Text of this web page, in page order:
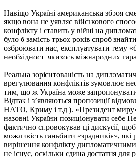
Навіщо Україні американська зброя
якщо вона не уявляє військового
конфлікту і ставить у війні на
було б замість трьох років спроб
озброювати нас, експлуатувати тему
необхідності якихось міжнародних
Реальна зорієнтованість на
врегулювання конфліктів зумовлює
тим, що ж Україна може
Відтак і з’являються пропозиції
НАТО, Криму і т.д.). «Президент
назовні України позиціонувати себе
фактично спровокував ці дискусії,
можливість ганьбити «зрадників», які
вирішення конфлікту
не існує, оскільки єдина достатня для